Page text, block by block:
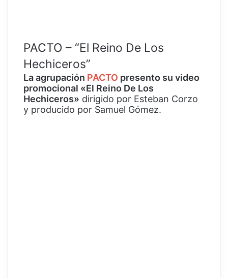
PACTO – “El Reino De Los
Hechiceros”
La agrupación PACTO presento su video
promocional «El Reino De Los
Hechiceros» dirigido por Esteban Corzo
y producido por Samuel Gómez.